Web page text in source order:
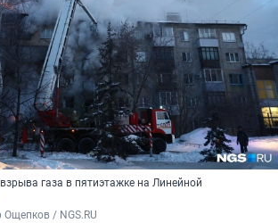
газа в пятиэтажке на Линейной
Ощепков / NGS.RU